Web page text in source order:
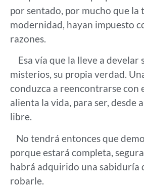
por sentado, por mucho que la
modernidad, hayan impuesto
razones.
Esa vía que la lleve a develar
misterios, su propia verdad.
conduzca a reencontrarse con
alienta la vida, para ser, desde
libre.
No tendrá entonces que
porque estará completa,
habrá adquirido una sabiduría
robarle.